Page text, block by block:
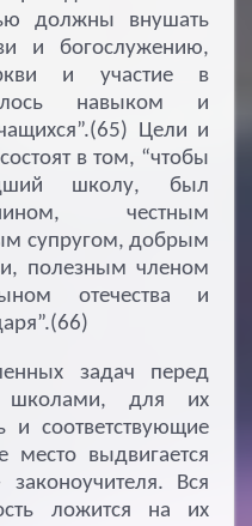
должны внушать
и богослужению,
и участие в
навыком и
Цели и
в том, “чтобы
школу, был
честным
супругом, добрым
полезным членом
отечества и
задач перед
школами, для их
и соответствующие
выдвигается
Вся
ложится на их